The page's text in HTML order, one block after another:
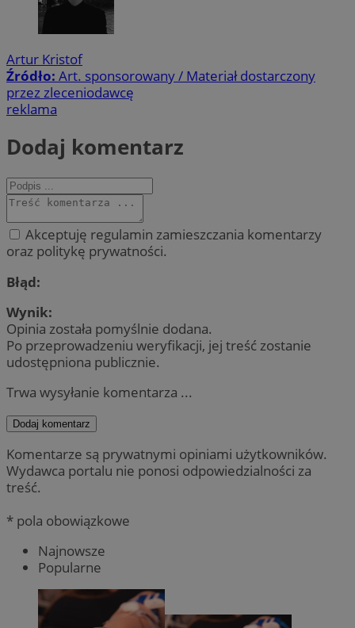
Artur Kristof
Źródło: Art. sponsorowany / Materiał dostarczony
przez zleceniodawcę
reklama
Dodaj komentarz
Akceptuję regulamin zamieszczania komentarzy
oraz politykę prywatności.
Błąd:
Wynik:
Opinia została pomyślnie dodana.
Po przeprowadzeniu weryfikacji, jej treść zostanie
udostępniona publicznie.
Trwa wysyłanie komentarza ...
Dodaj komentarz
Komentarze są prywatnymi opiniami użytkowników.
Wydawca portalu nie ponosi odpowiedzialności za
treść.
* pola obowiązkowe
Najnowsze
Popularne